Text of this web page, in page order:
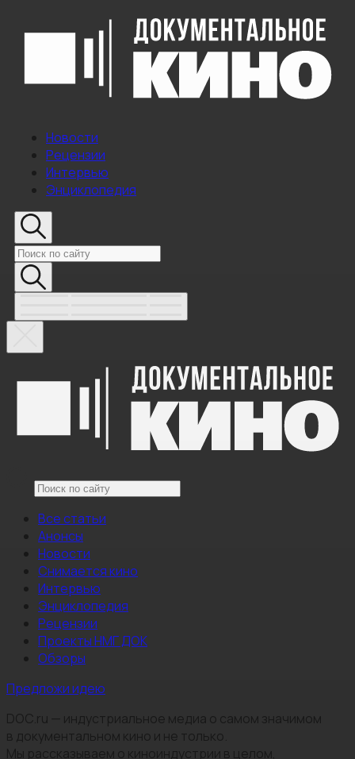
Новости
Рецензии
Интервью
Энциклопедия
Все статьи
Анонсы
Новости
Снимается кино
Интервью
Энциклопедия
Рецензии
Проекты НМГ ДОК
Обзоры
Предложи идею
DOC.ru — индустриальное медиа о самом значимом
в документальном кино и не только.
Мы рассказываем о киноиндустрии в целом,